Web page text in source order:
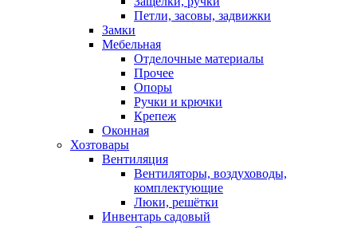
Петли, засовы, задвижки
Замки
Мебельная
Отделочные материалы
Прочее
Опоры
Ручки и крючки
Крепеж
Оконная
Хозтовары
Вентиляция
Вентиляторы, воздуховоды,
комплектующие
Люки, решётки
Инвентарь садовый